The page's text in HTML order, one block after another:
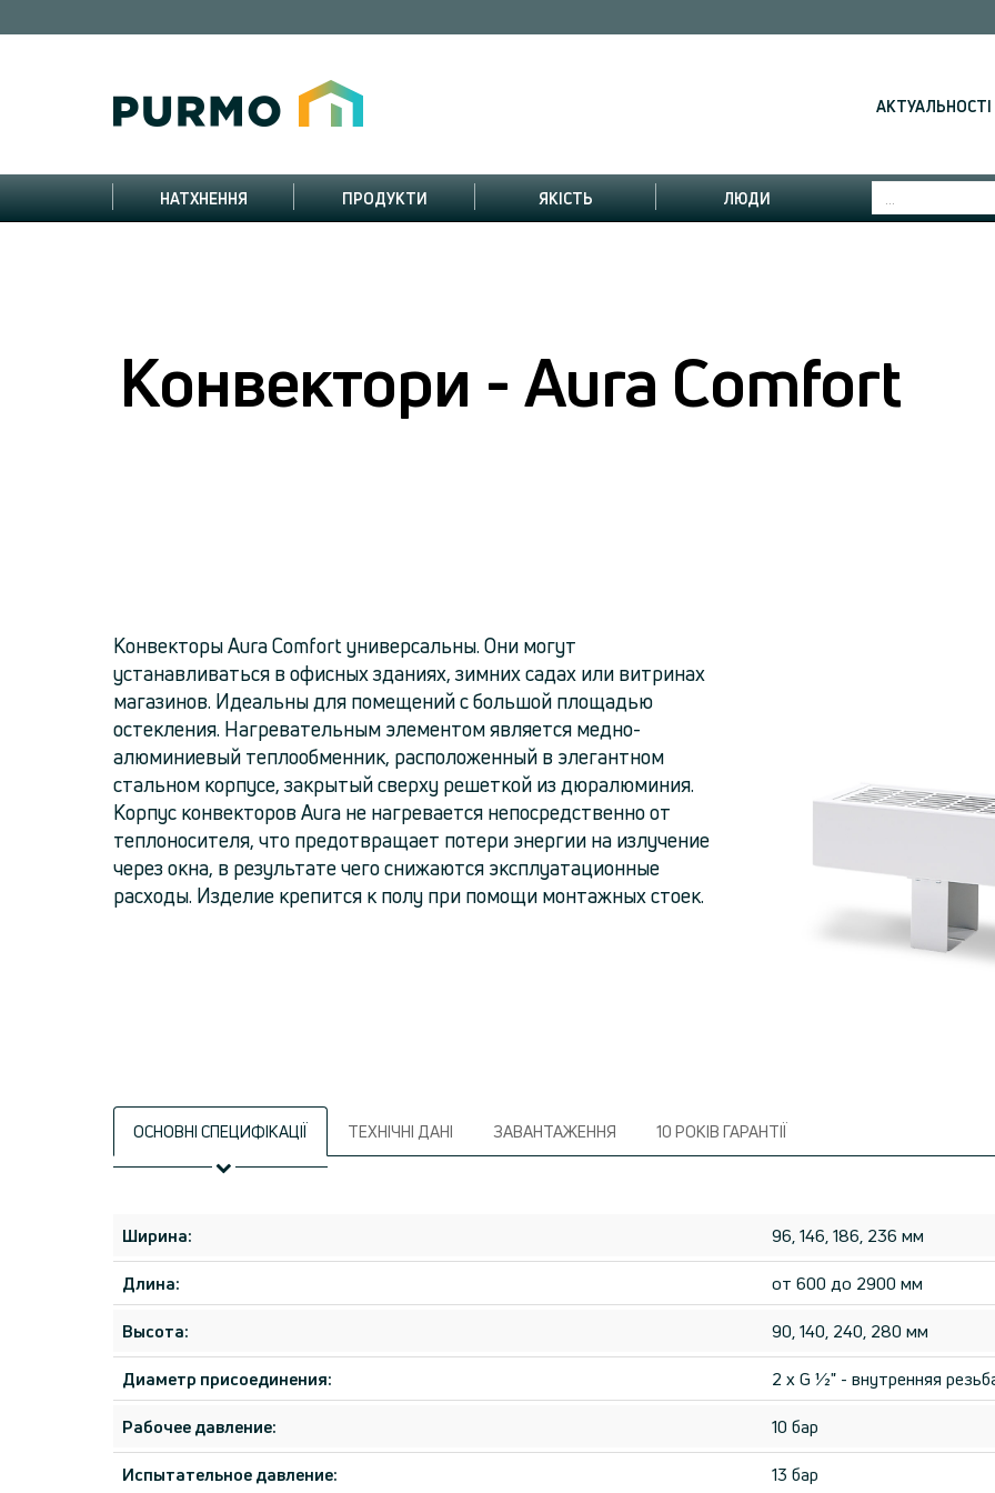
АКТУАЛЬНОСТІ
НАТХНЕННЯ ПРОДУКТИ ЯКІСТЬ ЛЮДИ
Kонвектори - Aura Comfort
Конвекторы Aura Comfort универсальны. Они могут
устанавливаться в офисных зданиях, зимних садах или витринах
магазинов. Идеальны для помещений с большой площадью
остекления. Нагревательным элементом является медно-
алюминиевый теплообменник, расположенный в элегантном
стальном корпусе, закрытый сверху решеткой из дюралюминия.
Корпус конвекторов Aura не нагревается непосредственно от
теплоносителя, что предотвращает потери энергии на излучение
через окна, в результате чего снижаются эксплуатационные
расходы. Изделие крепится к полу при помощи монтажных стоек.
ОСНОВНІ СПЕЦИФІКАЦІЇ ТЕХНІЧНІ ДАНІ ЗАВАНТАЖЕННЯ 10 РОКІВ ГАРАНТІЇ
Ширина:
96, 146, 186, 236 мм
Длина:
от 600 до 2900 мм
Высота:
90, 140, 240, 280 мм
Диаметр присоединения:
2 x G ½" - внутренняя
Рабочее давление:
10 бар
Испытательное давление:
13 бар